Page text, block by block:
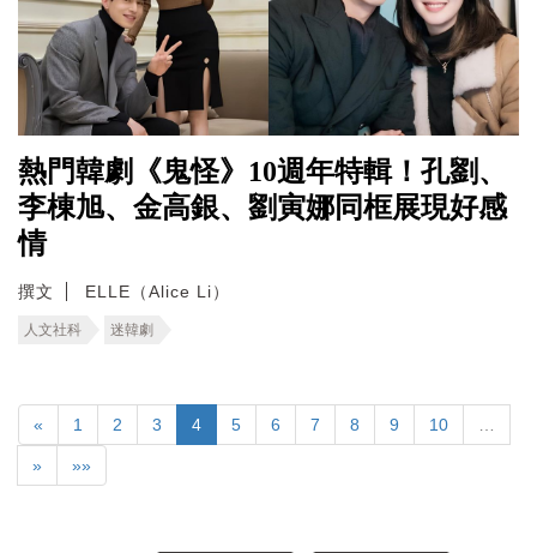
熱門韓劇《鬼怪》10週年特輯！孔劉、
李棟旭、金高銀、劉寅娜同框展現好感
情
撰文 ELLE（Alice Li）
人文社科 迷韓劇
« 1 2 3 4 5 6 7 8 9 10
» »»